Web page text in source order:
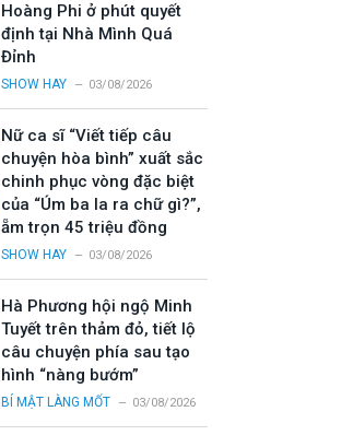
Hoàng Phi ở phút quyết
định tại Nhà Mình Quá
Đỉnh
SHOW HAY 03/08/2026
Nữ ca sĩ “Viết tiếp câu
chuyện hòa bình” xuất sắc
chinh phục vòng đặc biệt
của “Úm ba la ra chữ gì?”,
ẵm trọn 45 triệu đồng
SHOW HAY 03/08/2026
Hà Phương hội ngộ Minh
Tuyết trên thảm đỏ, tiết lộ
câu chuyện phía sau tạo
hình “nàng bướm”
BÍ MẬT LÀNG MỐT 03/08/2026